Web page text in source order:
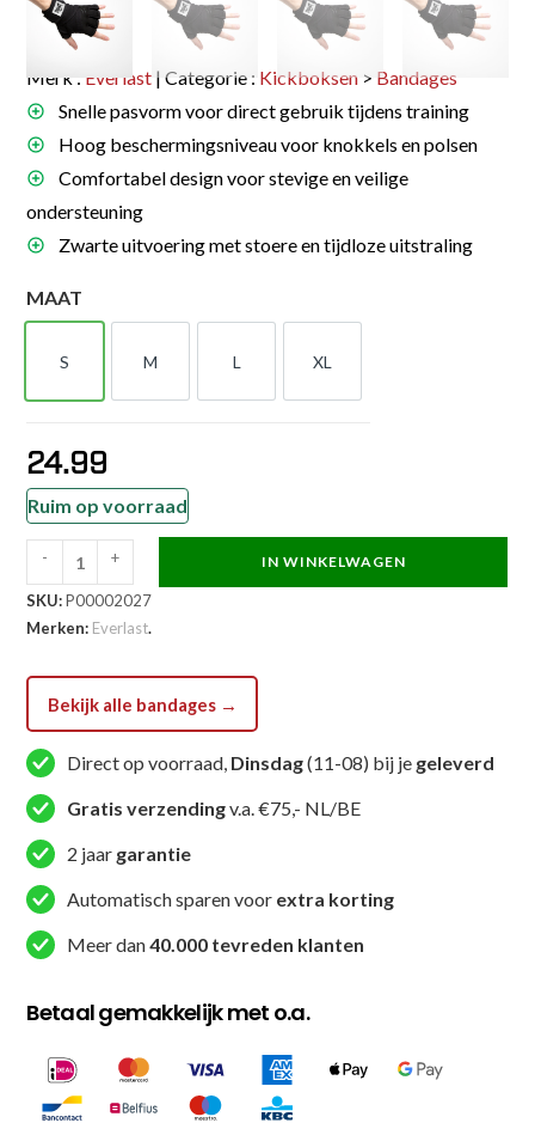
Merk : Everlast | Categorie : Kickboksen > Bandages
Snelle pasvorm voor direct gebruik tijdens training
Hoog beschermingsniveau voor knokkels en polsen
Comfortabel design voor stevige en veilige
ondersteuning
Zwarte uitvoering met stoere en tijdloze uitstraling
MAAT
S
S
M
M
L
L
XL
XL
24.99
Ruim op voorraad
Everlast
Bandage
-
Fastwraps
-
Zwart
- + IN WINKELWAGEN
SKU:P00002027
Merken: Everlast.
Bekijk alle bandages →
Direct op voorraad, Dinsdag(11-08) bij je geleverd
Gratis verzendingv.a. €75,- NL/BE
2 jaar garantie
Automatisch sparen voor extra korting
Meer dan40.000 tevreden klanten
Betaal gemakkelijk met o.a.